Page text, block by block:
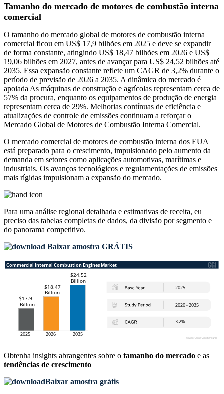
Tamanho do mercado de motores de combustão interna
comercial
O tamanho do mercado global de motores de combustão interna
comercial ficou em US$ 17,9 bilhões em 2025 e deve se expandir
de forma constante, atingindo US$ 18,47 bilhões em 2026 e US$
19,06 bilhões em 2027, antes de avançar para US$ 24,52 bilhões até
2035. Essa expansão constante reflete um CAGR de 3,2% durante o
período de previsão de 2026 a 2035. A dinâmica do mercado é
apoiada As máquinas de construção e agrícolas representam cerca de
57% da procura, enquanto os equipamentos de produção de energia
representam cerca de 29%. Melhorias contínuas de eficiência e
atualizações de controle de emissões continuam a reforçar o
Mercado Global de Motores de Combustão Interna Comercial.
O mercado comercial de motores de combustão interna dos EUA
está preparado para o crescimento, impulsionado pelo aumento da
demanda em setores como aplicações automotivas, marítimas e
industriais. Os avanços tecnológicos e regulamentações de emissões
mais rígidas impulsionam a expansão do mercado.
Para uma análise regional detalhada e estimativas de receita, eu
preciso das tabelas completas de dados, da divisão por segmento e
do panorama competitivo.
Baixar amostra GRÁTIS
Obtenha insights abrangentes sobre o tamanho do mercado e as
tendências de crescimento
Baixar amostra grátis